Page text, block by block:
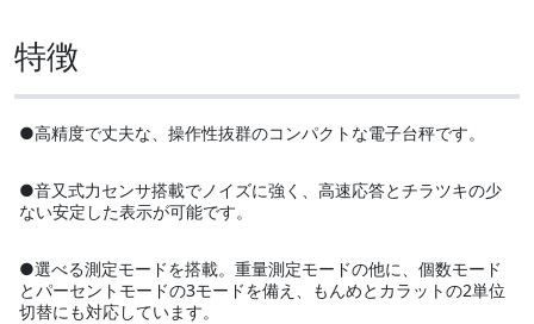
特徴
●高精度で丈夫な、操作性抜群のコンパクトな電子台秤です。
●音又式力センサ搭載でノイズに強く、高速応答とチラツキの少
ない安定した表示が可能です。
●選べる測定モードを搭載。重量測定モードの他に、個数モード
とパーセントモードの3モードを備え、もんめとカラットの2単位
切替にも対応しています。